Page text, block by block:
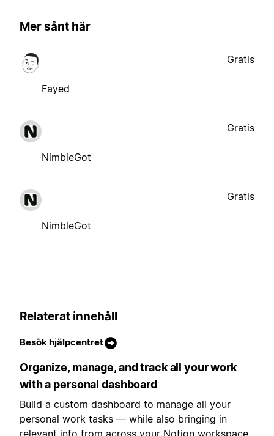
Mer sånt här
Fayed
Gratis
NimbleGot
Gratis
NimbleGot
Gratis
Relaterat innehåll
Besök hjälpcentret
Organize, manage, and track all your work
with a personal dashboard
Build a custom dashboard to manage all your
personal work tasks — while also bringing in